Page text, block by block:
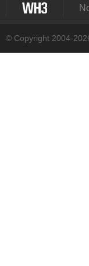
© Copyright 2004-